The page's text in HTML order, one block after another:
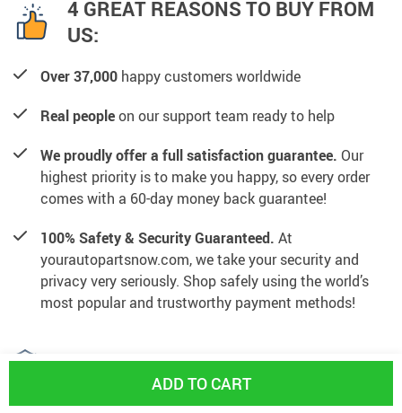
ADD TO CART
4 GREAT REASONS TO BUY FROM
US:
Over 37,000 happy customers worldwide
Real peopleon our support team ready to help
We proudly offer a full satisfaction guarantee. Our
highest priority is to make you happy, so every order
comes with a 60-day money back guarantee!
100% Safety & Security Guaranteed. At
yourautopartsnow.com, we take your security and
privacy very seriously. Shop safely using the world’s
most popular and trustworthy payment methods!
BUY WITH CONFIDENCE